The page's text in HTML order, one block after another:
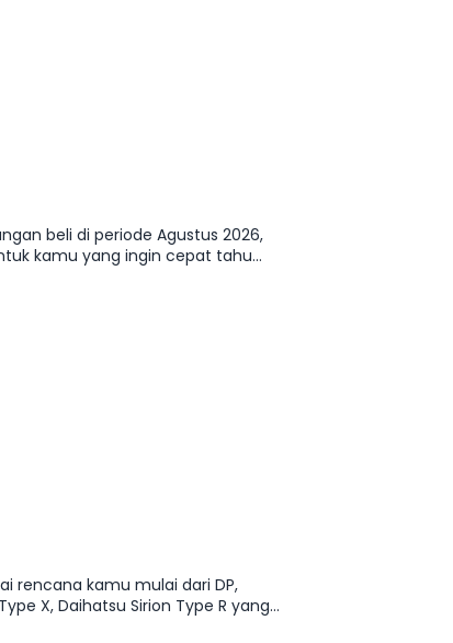
beli di periode Agustus 2026,
kamu yang ingin cepat tahu
rencana kamu mulai dari DP,
X, Daihatsu Sirion Type R yang